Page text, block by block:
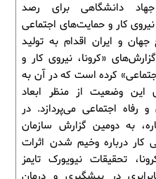
دانشگاهی برای رصد
کار و حمایت‌های اجتماعی
و ایران اقدام به تولید
«کرونا، نیروی کار و
کرده است که در آن به
این وضعیت از منظر ابعاد
و رفاه اجتماعی می‌پردازد. در
به دومین گزارش سازمان
کار درباره وخیم شدن اثرات
تحقیقات نیویورک تایمز